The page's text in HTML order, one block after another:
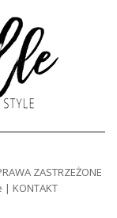
ZASTRZEŻONE
KONTAKT